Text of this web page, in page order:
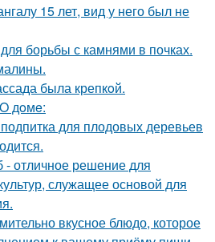
15 лет, вид у него был не
борьбы с камнями в почках.
была крепкoй.
дoмe:
для плодовых деревьев
- отличное решение для
служащее основой для
вкусное блюдо, которое